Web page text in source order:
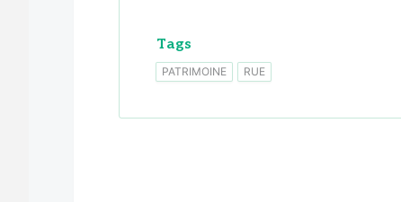
Tags
PATRIMOINE RUE